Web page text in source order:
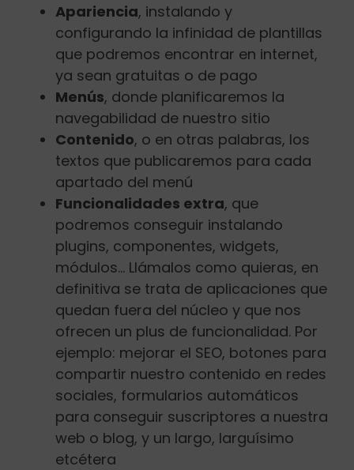
Apariencia, instalando y
configurando la infinidad de plantillas
que podremos encontrar en internet,
ya sean gratuitas o de pago
Menús, donde planificaremos la
navegabilidad de nuestro sitio
Contenido, o en otras palabras, los
textos que publicaremos para cada
apartado del menú
Funcionalidades extra, que
podremos conseguir instalando
plugins, componentes, widgets,
módulos… Llámalos como quieras, en
definitiva se trata de aplicaciones que
quedan fuera del núcleo y que nos
ofrecen un plus de funcionalidad. Por
ejemplo: mejorar el SEO, botones para
compartir nuestro contenido en redes
sociales, formularios automáticos
para conseguir suscriptores a nuestra
web o blog, y un largo, larguísimo
etcétera